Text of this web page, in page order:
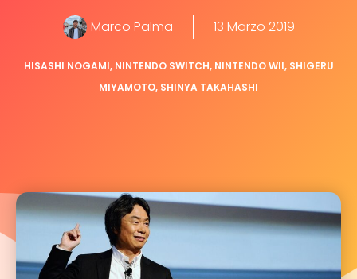
Marco Palma 13 Marzo 2019
HISASHI NOGAMI, NINTENDO SWITCH, NINTENDO WII, SHIGERU
MIYAMOTO, SHINYA TAKAHASHI